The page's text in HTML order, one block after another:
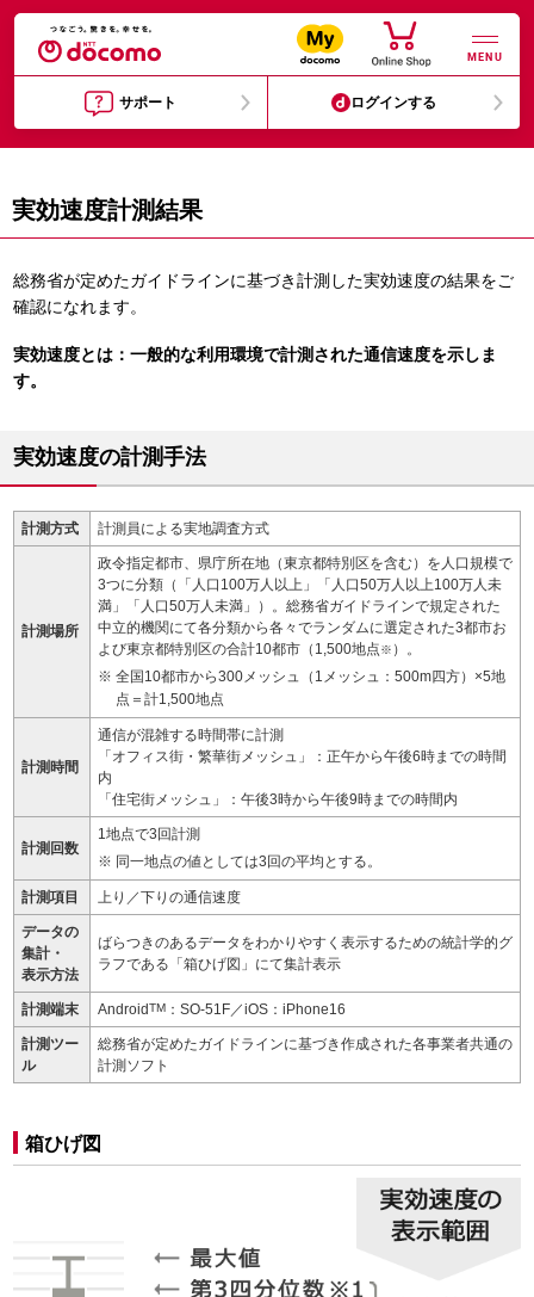
MENU
サポート ログインする
実効速度計測結果
総務省が定めたガイドラインに基づき計測した実効速度の結果をご
確認になれます。
実効速度とは：一般的な利用環境で計測された通信速度を示しま
す。
実効速度の計測手法
計測方式 計測員による実地調査方式
計測場所
政令指定都市、県庁所在地（東京都特別区を含む）を人口規模で
3つに分類（「人口100万人以上」「人口50万人以上100万人未
満」「人口50万人未満」）。総務省ガイドラインで規定された
中立的機関にて各分類から各々でランダムに選定された3都市お
よび東京都特別区の合計10都市（1,500地点※ ）。
全国10都市から300メッシュ（1メッシュ：500m四方）×5地
点＝計1,500地点
計測時間
通信が混雑する時間帯に計測
「オフィス街・繁華街メッシュ」：正午から午後6時までの時間
内
「住宅街メッシュ」：午後3時から午後9時までの時間内
計測回数
1地点で3回計測
同一地点の値としては3回の平均とする。
計測項目 上り／下りの通信速度
データの
集計・
表示方法
ばらつきのあるデータをわかりやすく表示するための統計学的グ
ラフである「箱ひげ図」にて集計表示
計測端末 AndroidTM ：SO-51F／iOS：iPhone16
計測ツー
ル
総務省が定めたガイドラインに基づき作成された各事業者共通の
計測ソフト
箱ひげ図